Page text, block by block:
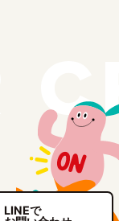
LINEで